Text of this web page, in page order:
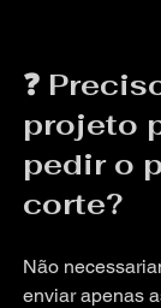
❓
projeto
pedir o
corte?
Não
enviar apenas